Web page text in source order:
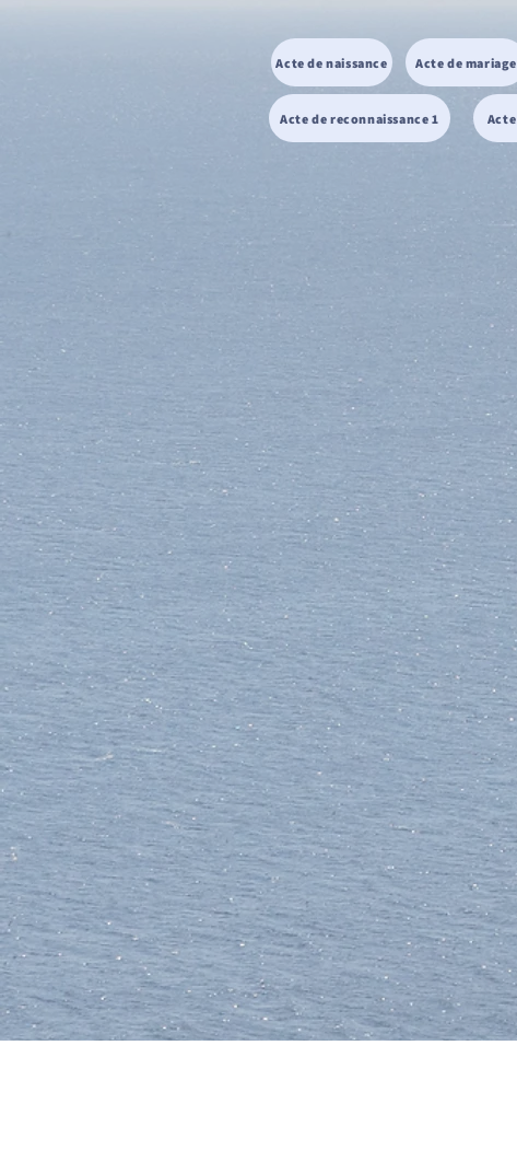
Acte de naissance Acte de mariage
Acte de reconnaissance 1